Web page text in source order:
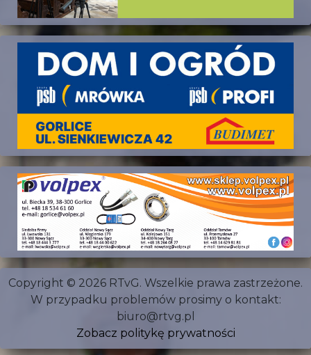
Copyright © 2026 RTvG. Wszelkie prawa zastrzeżone.
W przypadku problemów prosimy o kontakt:
biuro@rtvg.pl
Zobacz politykę prywatności